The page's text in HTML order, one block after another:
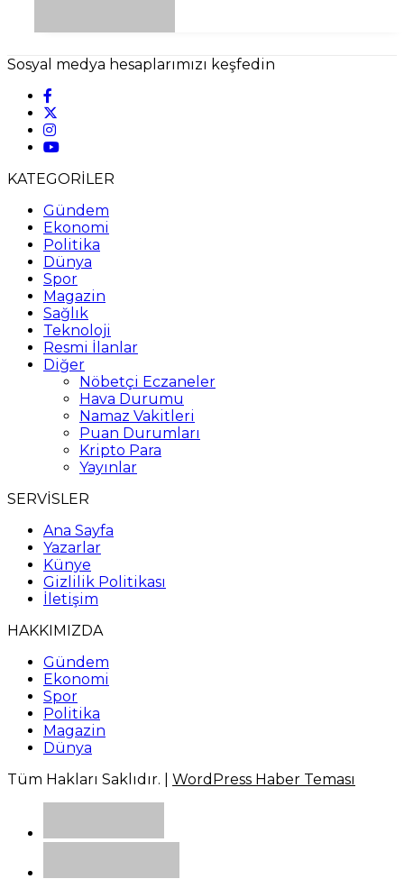
Sosyal medya hesaplarımızı keşfedin
KATEGORİLER
Gündem
Ekonomi
Politika
Dünya
Spor
Magazin
Sağlık
Teknoloji
Resmi İlanlar
Diğer
Nöbetçi Eczaneler
Hava Durumu
Namaz Vakitleri
Puan Durumları
Kripto Para
Yayınlar
SERVİSLER
Ana Sayfa
Yazarlar
Künye
Gizlilik Politikası
İletişim
HAKKIMIZDA
Gündem
Ekonomi
Spor
Politika
Magazin
Dünya
Tüm Hakları Saklıdır. | WordPress Haber Teması